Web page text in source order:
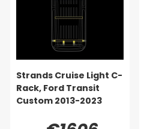
Strands Cruise Light C-
Rack, Ford Transit
Custom 2013-2023